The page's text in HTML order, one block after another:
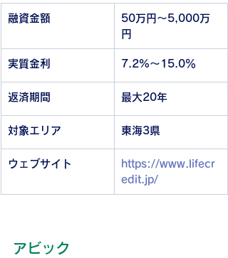
融資金額
50万円～5,000万
円
実質金利 7.2%～15.0％
返済期間 最大20年
対象エリア 東海3県
ウェブサイト
https://www.lifecr
edit.jp/
アビック